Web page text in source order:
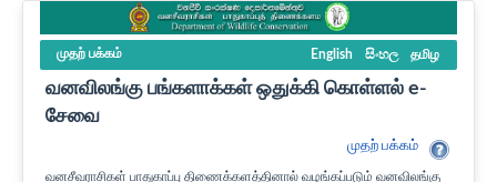
முதற் பக்கம் English සිංහල தமிழ
வனவிலங்கு பங்களாக்கள் ஒதுக்கி கொள்ளல் e-
சேவை
முதற் பக்கம்
வனசீவராசிகள் பாதுகாப்பு திணைக்களத்தினால் வழங்கப்படும் வனவிலங்கு